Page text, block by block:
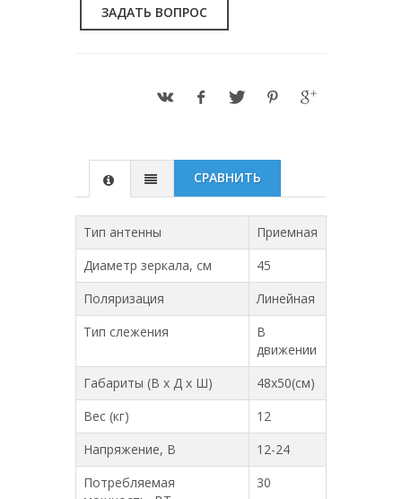
ЗАДАТЬ ВОПРОС
СРАВНИТЬ
Тип антенны
Приемная
Диаметр зеркала, см
45
Поляризация
Линейная
Тип слежения
В
движении
Габариты (В х Д х Ш)
48х50(см)
Вес (кг)
12
Напряжение, В
12-24
Потребляемая
30